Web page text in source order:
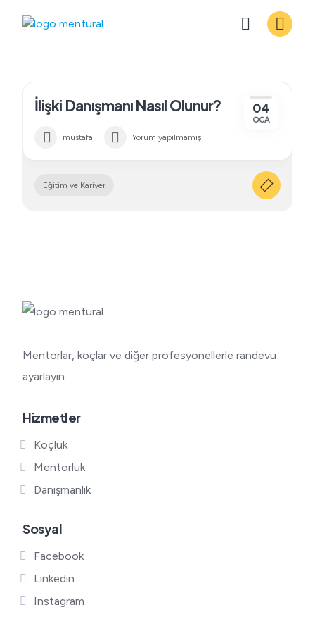
04
OCA
İlişki Danışmanı Nasıl Olunur?
mustafa Yorum yapılmamış
Eğitim ve Kariyer
Mentorlar, koçlar ve diğer profesyonellerle randevu
ayarlayın.
Hizmetler
Koçluk
Mentorluk
Danışmanlık
Sosyal
Facebook
Linkedin
Instagram